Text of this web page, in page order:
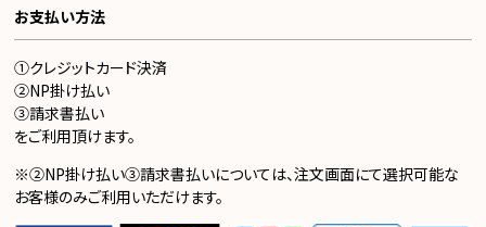
お支払い方法
①クレジットカード決済
②NP掛け払い
③請求書払い
をご利用頂けます。
※②NP掛け払い③請求書払いについては、注文画面にて選択可能な
お客様のみご利用いただけます。